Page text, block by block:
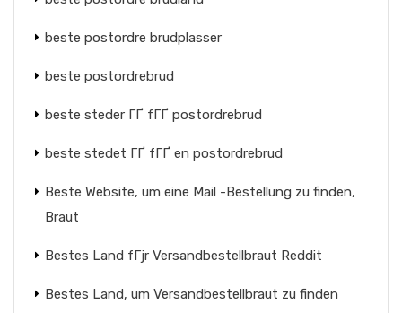
beste postordre brudplasser
beste postordrebrud
beste steder ГҐ fГҐ postordrebrud
beste stedet ГҐ fГҐ en postordrebrud
Beste Website, um eine Mail -Bestellung zu finden,
Braut
Bestes Land fГјr Versandbestellbraut Reddit
Bestes Land, um Versandbestellbraut zu finden